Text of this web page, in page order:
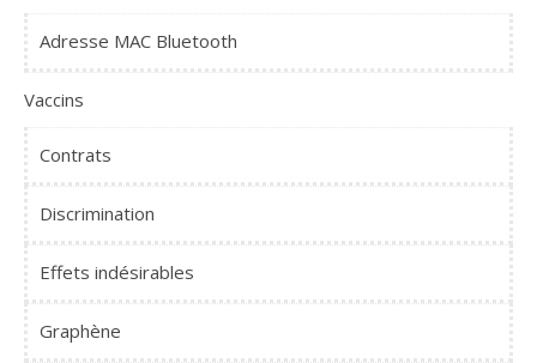
Adresse MAC Bluetooth
Vaccins
Contrats
Discrimination
Effets indésirables
Graphène